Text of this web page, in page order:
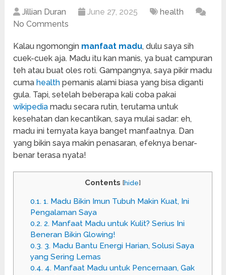
Jillian Duran June 27, 2025
health
No Comments
Kalau ngomongin manfaat madu, dulu saya sih
cuek-cuek aja. Madu itu kan manis, ya buat campuran
teh atau buat oles roti. Gampangnya, saya pikir madu
cumahealth pemanis alami biasa yang bisa diganti
gula. Tapi, setelah beberapa kali coba pakai
wikipedia madu secara rutin, terutama untuk
kesehatan dan kecantikan, saya mulai sadar: eh,
madu ini ternyata kaya banget manfaatnya. Dan
yang bikin saya makin penasaran, efeknya benar-
benar terasa nyata!
Contents [hide]
0.1.1. Madu Bikin Imun Tubuh Makin Kuat, Ini
Pengalaman Saya
0.2.2. Manfaat Madu untuk Kulit? Serius Ini
Beneran Bikin Glowing!
0.3.3. Madu Bantu Energi Harian, Solusi Saya
yang Sering Lemas
0.4.4. Manfaat Madu untuk Pencernaan, Gak